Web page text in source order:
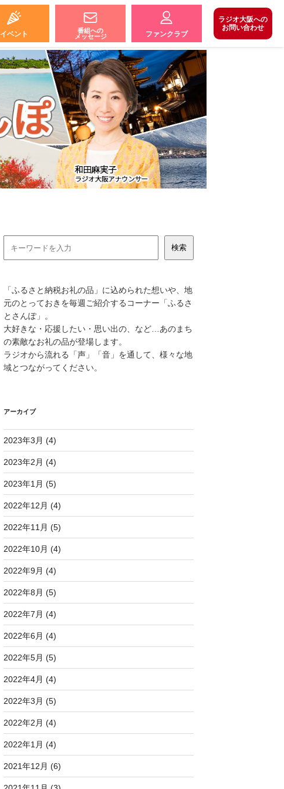
イベント
番組への
メッセージ
ファンクラブ
ラジオ大阪への
お問い合わせ
「ふるさと納税お礼の品」に込められた想いや、地
元のとっておきを毎週ご紹介するコーナー「ふるさ
とさんぽ」。
大好きな・応援したい・思い出の、など…あのまち
の素敵なお礼の品が登場します。
ラジオから流れる「声」「音」を通して、様々な地
域とつながってください。
アーカイブ
2023年3月 (4)
2023年2月 (4)
2023年1月 (5)
2022年12月 (4)
2022年11月 (5)
2022年10月 (4)
2022年9月 (4)
2022年8月 (5)
2022年7月 (4)
2022年6月 (4)
2022年5月 (5)
2022年4月 (4)
2022年3月 (5)
2022年2月 (4)
2022年1月 (4)
2021年12月 (6)